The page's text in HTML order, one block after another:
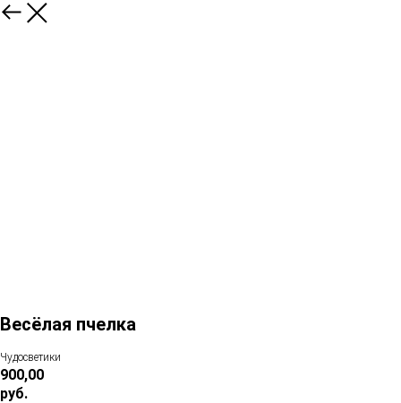
Весёлая пчелка
Чудосветики
900,00
руб.